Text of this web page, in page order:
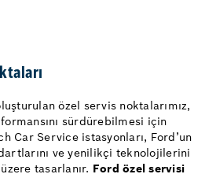
özel servis noktalarımız,
sürdürebilmesi için
Car Service istasyonları, Ford’un
ve yenilikçi teknolojilerini
tasarlanır. Ford özel servisi